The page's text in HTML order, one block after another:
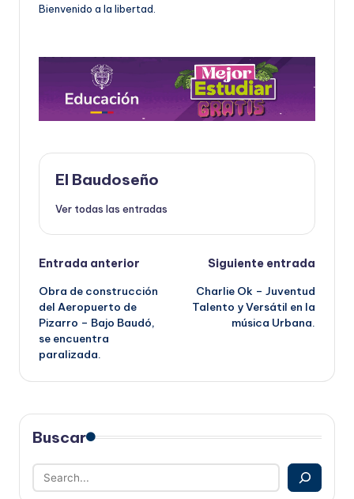
Bienvenido a la libertad.
El Baudoseño
Ver todas las entradas
Navegación
de
entradas
Entrada anterior
Obra de construcción
del Aeropuerto de
Pizarro – Bajo Baudó,
se encuentra
paralizada.
Siguiente entrada
Charlie Ok – Juventud
Talento y Versátil en la
música Urbana.
Buscar